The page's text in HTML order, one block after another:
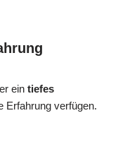
ein tiefes
Erfahrung verfügen.